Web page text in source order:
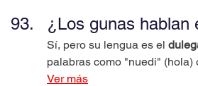
¿Los gunas hablan
Sí, pero su lengua es el
palabras como "nuedi" (hola)
Ver más